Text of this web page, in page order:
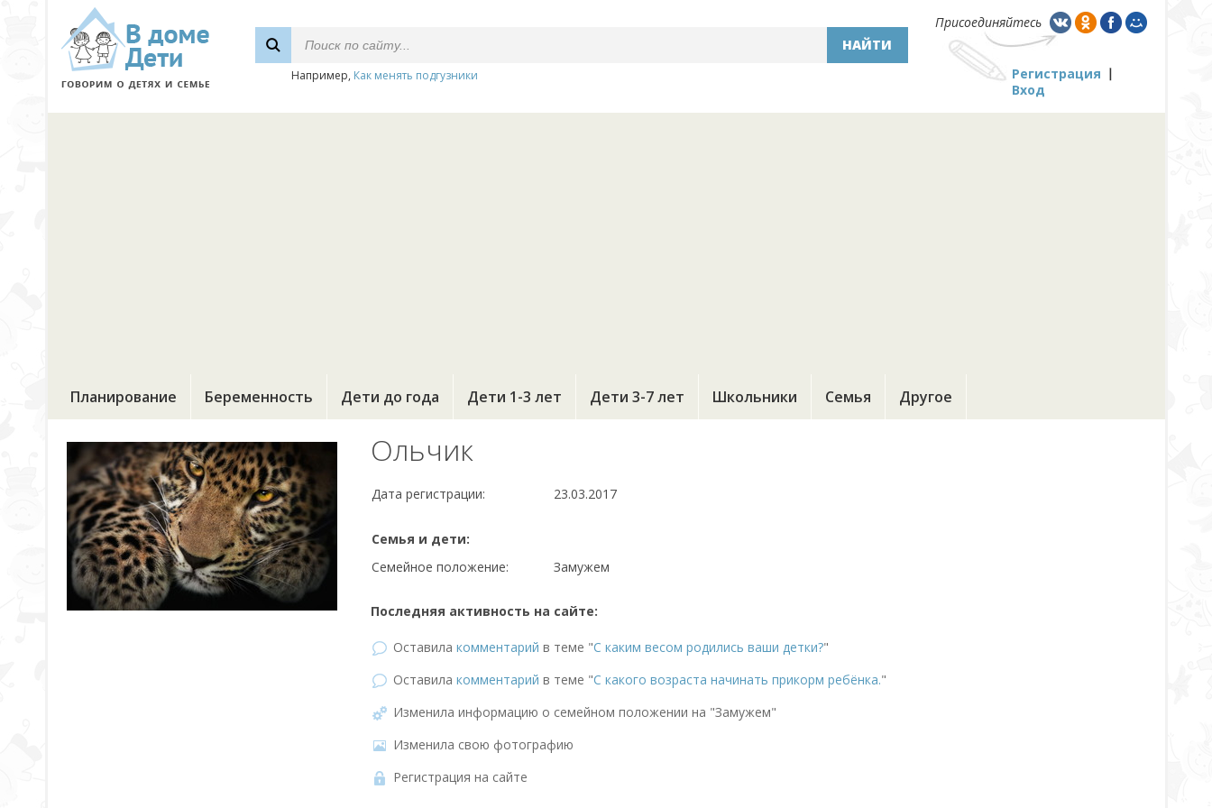
НАЙТИ
Например, Как менять подгузники
Присоединяйтесь
Регистрация
Вход
Планирование Беременность Дети до года Дети 1-3 лет Дети 3-7 лет Школьники Семья Другое
Ольчик
Дата регистрации: 23.03.2017
Семья и дети:
Семейное положение:
Замужем
Последняя активность на сайте:
Оставила комментарий в теме "С каким весом родились ваши детки?"
Оставила комментарий в теме "С какого возраста начинать прикорм ребёнка."
Изменила информацию о семейном положении на "Замужем"
Изменила свою фотографию
Регистрация на сайте